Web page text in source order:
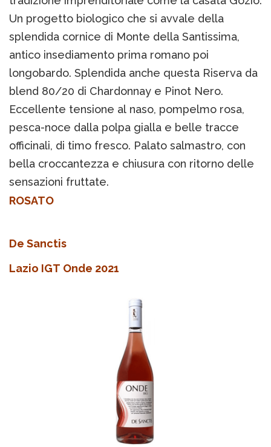
Un progetto biologico che si avvale della
splendida cornice di Monte della Santissima,
antico insediamento prima romano poi
longobardo. Splendida anche questa Riserva da
blend 80/20 di Chardonnay e Pinot Nero.
Eccellente tensione al naso, pompelmo rosa,
pesca-noce dalla polpa gialla e belle tracce
officinali, di timo fresco. Palato salmastro, con
bella croccantezza e chiusura con ritorno delle
sensazioni fruttate.
ROSATO
De Sanctis
Lazio IGT Onde 2021